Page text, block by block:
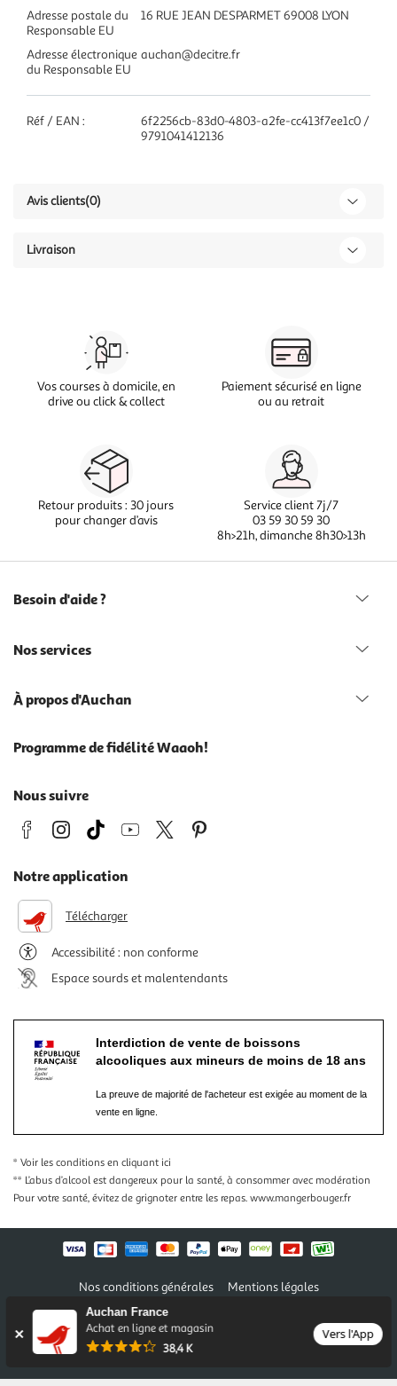
Auchan France
Achat en ligne et magasin
38,4 K
Vers l'App
Adresse postale du
Responsable EU
16 RUE JEAN DESPARMET 69008 LYON
Adresse électronique
du Responsable EU
auchan@decitre.fr
Réf / EAN :
6f2256cb-83d0-4803-a2fe-cc413f7ee1c0 /
9791041412136
Avis clients(0)
Livraison
Vos courses à domicile, en
drive ou click & collect
Paiement sécurisé en ligne
ou au retrait
Retour produits : 30 jours
pour changer d’avis
Service client 7j/7
03 59 30 59 30
8h>21h, dimanche 8h30>13h
Besoin d'aide ?
Nos services
À propos d'Auchan
Programme de fidélité Waaoh!
Nous suivre
Notre application
Télécharger
Accessibilité : non conforme
Espace sourds et malentendants
Interdiction de vente de boissons
alcooliques aux mineurs de moins de 18 ans
La preuve de majorité de l'acheteur est exigée au moment de la
vente en ligne.
* Voir les conditions en cliquant ici
** L’abus d’alcool est dangereux pour la santé, à consommer avec modération
Pour votre santé, évitez de grignoter entre les repas. www.mangerbouger.fr
Nos conditions générales
Mentions légales
Conditions des offres et promotions
Politique de confidentialité
Informations légales marketplace
Auchan 2026 © Tous droits réservés